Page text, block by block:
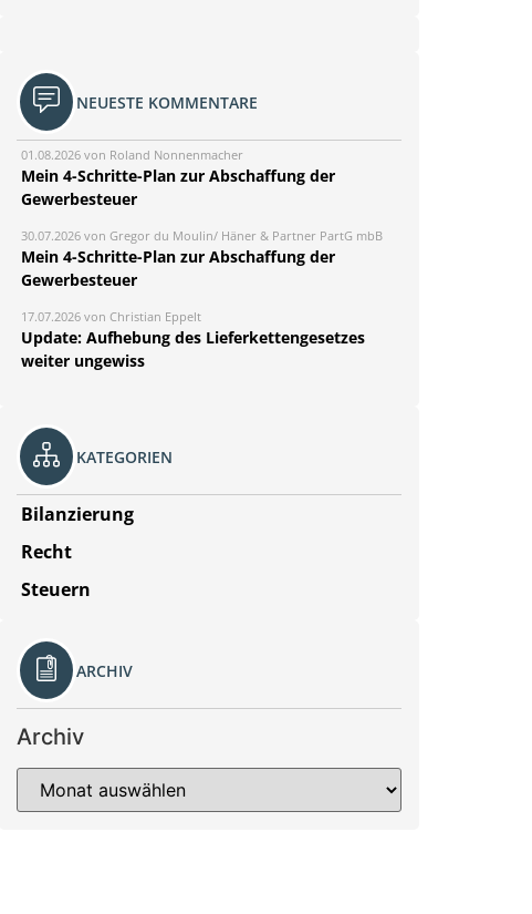
NEUESTE KOMMENTARE
01.08.2026 von Roland Nonnenmacher
Mein 4-Schritte-Plan zur Abschaffung der
Gewerbesteuer
30.07.2026 von Gregor du Moulin/ Häner & Partner PartG mbB
Mein 4-Schritte-Plan zur Abschaffung der
Gewerbesteuer
17.07.2026 von Christian Eppelt
Update: Aufhebung des Lieferkettengesetzes
weiter ungewiss
KATEGORIEN
Bilanzierung
Recht
Steuern
ARCHIV
Archiv